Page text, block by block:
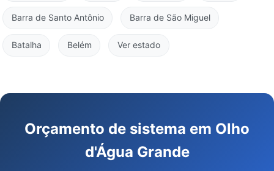
Barra de Santo Antônio Barra de São Miguel
Batalha Belém Ver estado
Orçamento de sistema em Olho
d'Água Grande